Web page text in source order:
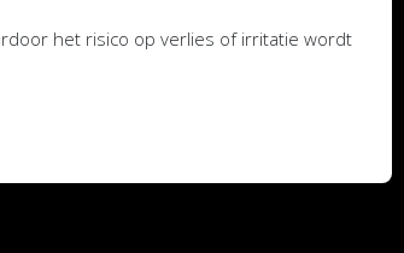
het risico op verlies of irritatie wordt